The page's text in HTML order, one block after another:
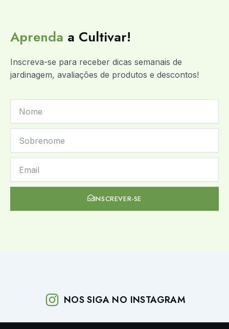
Aprenda a Cultivar!
Inscreva-se para receber dicas semanais de
jardinagem, avaliações de produtos e descontos!
FIRST
NAME
LAST
NAME
NEWSLETTER
INSCREVER-SE
NOS SIGA NO INSTAGRAM